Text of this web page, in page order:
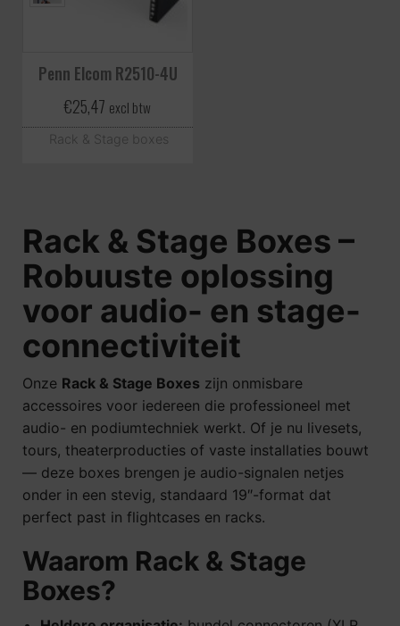
Penn Elcom R2510-4U
€25,47 excl btw
Rack & Stage boxes
Rack & Stage Boxes –
Robuuste oplossing
voor audio- en stage-
connectiviteit
Onze Rack & Stage Boxes zijn onmisbare
accessoires voor iedereen die professioneel met
audio- en podiumtechniek werkt. Of je nu livesets,
tours, theaterproducties of vaste installaties bouwt
— deze boxes brengen je audio-signalen netjes
onder in een stevig, standaard 19″-format dat
perfect past in flightcases en racks.
Waarom Rack & Stage
Boxes?